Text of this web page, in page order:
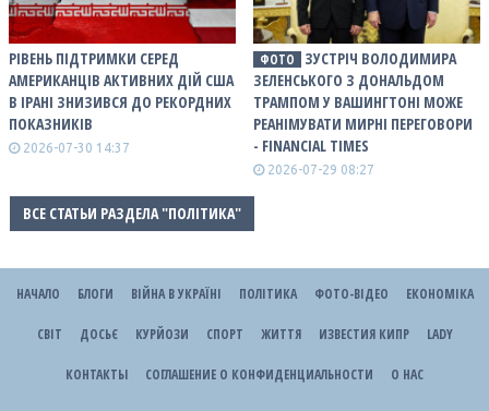
РІВЕНЬ ПІДТРИМКИ СЕРЕД
АМЕРИКАНЦІВ АКТИВНИХ ДІЙ США
В ІРАНІ ЗНИЗИВСЯ ДО РЕКОРДНИХ
ПОКАЗНИКІВ
2026-07-30 14:37
ФОТО
ЗУСТРІЧ ВОЛОДИМИРА
ЗЕЛЕНСЬКОГО З ДОНАЛЬДОМ
ТРАМПОМ У ВАШИНГТОНІ МОЖЕ
РЕАНІМУВАТИ МИРНІ ПЕРЕГОВОРИ
- FINANCIAL TIMES
2026-07-29 08:27
ВСЕ СТАТЬИ РАЗДЕЛА "ПОЛІТИКА"
НАЧАЛО БЛОГИ ВІЙНА В УКРАЇНІ ПОЛІТИКА ФОТО-ВІДЕО ЕКОНОМІКА
СВІТ ДОСЬЄ КУРЙОЗИ СПОРТ ЖИТТЯ ИЗВЕСТИЯ КИПР LADY
КОНТАКТЫ СОГЛАШЕНИЕ О КОНФИДЕНЦИАЛЬНОСТИ О НАС